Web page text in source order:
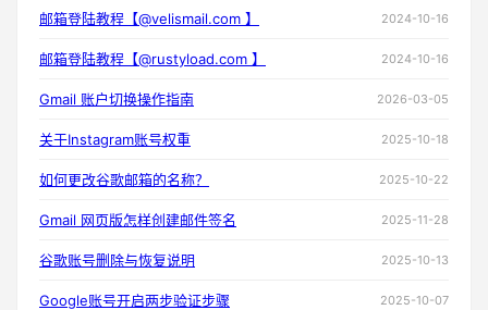
邮箱登陆教程【@velismail.com 】 2024-10-16
邮箱登陆教程【@rustyload.com 】 2024-10-16
Gmail 账户切换操作指南 2026-03-05
关于Instagram账号权重 2025-10-18
如何更改谷歌邮箱的名称？ 2025-10-22
Gmail 网页版怎样创建邮件签名 2025-11-28
谷歌账号删除与恢复说明 2025-10-13
Google账号开启两步验证步骤 2025-10-07